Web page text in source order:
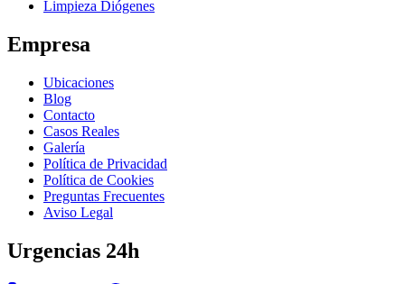
Limpieza Diógenes
Empresa
Ubicaciones
Blog
Contacto
Casos Reales
Galería
Política de Privacidad
Política de Cookies
Preguntas Frecuentes
Aviso Legal
Urgencias 24h